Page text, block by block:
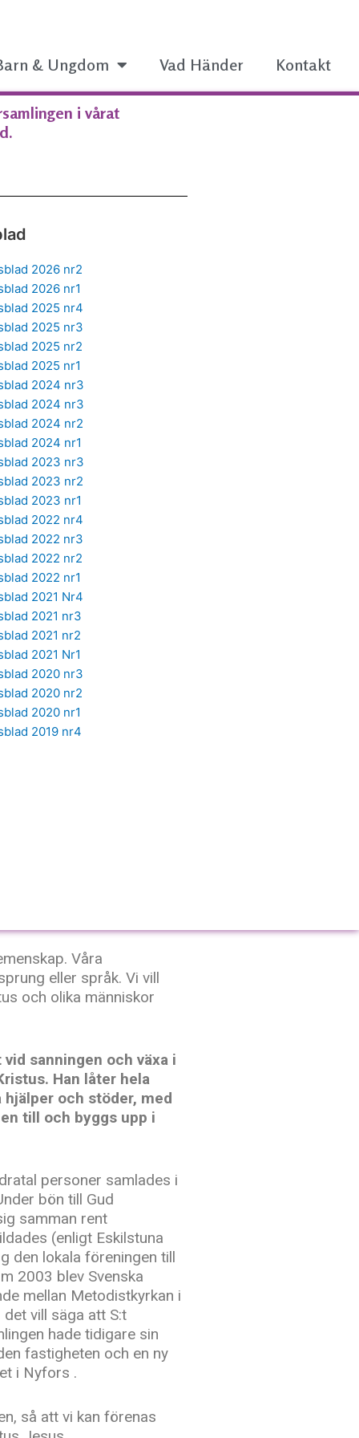
& Ungdom Vad Händer Kontakt
i vårat
2019 nr4
2020 nr1
2020 nr2
2020 nr3
2021 Nr1
2021 nr2
2021 nr3
2021 Nr4
2022 nr1
2022 nr2
2022 nr3
2022 nr4
2023 nr1
2023 nr2
2023 nr3
2024 nr1
2024 nr2
2024 nr3
2024 nr3
2025 nr1
2025 nr2
2025 nr3
2025 nr4
2026 nr1
2026 nr2
Våra
eller språk. Vi vill
och olika människor
sanningen och växa i
Han låter hela
och stöder, med
till och byggs upp i
personer samlades i
bön till Gud
samman rent
(enligt Eskilstuna
den lokala föreningen till
2003 blev Svenska
mellan Metodistkyrkan i
vill säga att S:t
hade tidigare sin
fastigheten och en ny
i Nyfors .
så att vi kan förenas